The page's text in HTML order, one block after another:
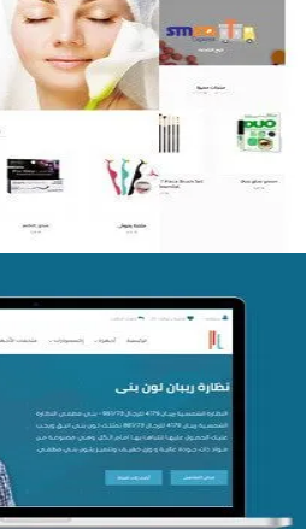
اعادة تصميم
التفاصيل
تصميم متجر
التفاصيل